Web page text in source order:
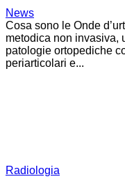
News
Cosa sono le Onde
metodica non invasiva,
patologie ortopediche
periarticolari e...
Radiologia